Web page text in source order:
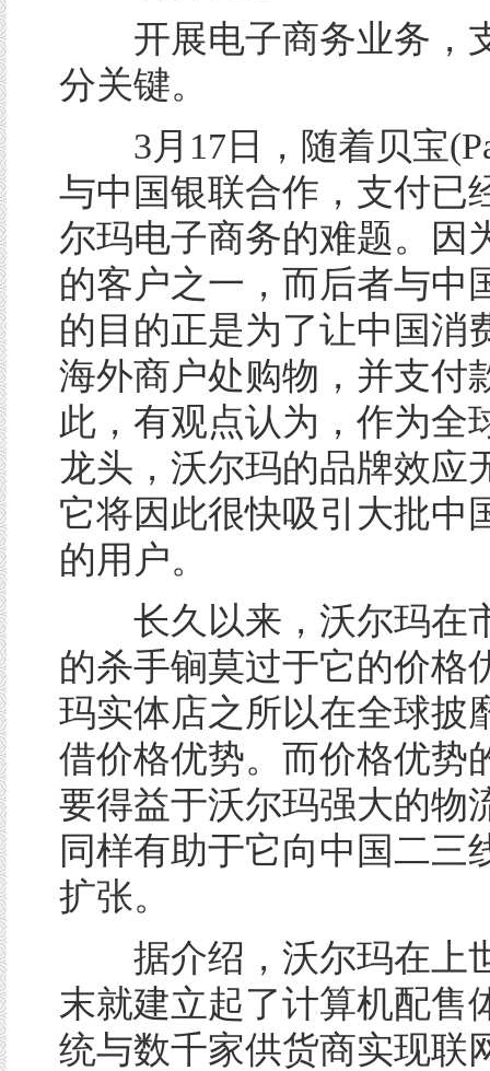
开展电子商务业务，
分关键。
3月17日，随着贝宝
与中国银联合作，支付已
尔玛电子商务的难题。因
的客户之一，而后者与中
的目的正是为了让中国消
海外商户处购物，并支付
此，有观点认为，作为全
龙头，沃尔玛的品牌效应
它将因此很快吸引大批中
的用户。
长久以来，沃尔玛在
的杀手锏莫过于它的价格
玛实体店之所以在全球披
借价格优势。而价格优势
要得益于沃尔玛强大的物
同样有助于它向中国二三
扩张。
据介绍，沃尔玛在上
末就建立起了计算机配售
统与数千家供货商实现联